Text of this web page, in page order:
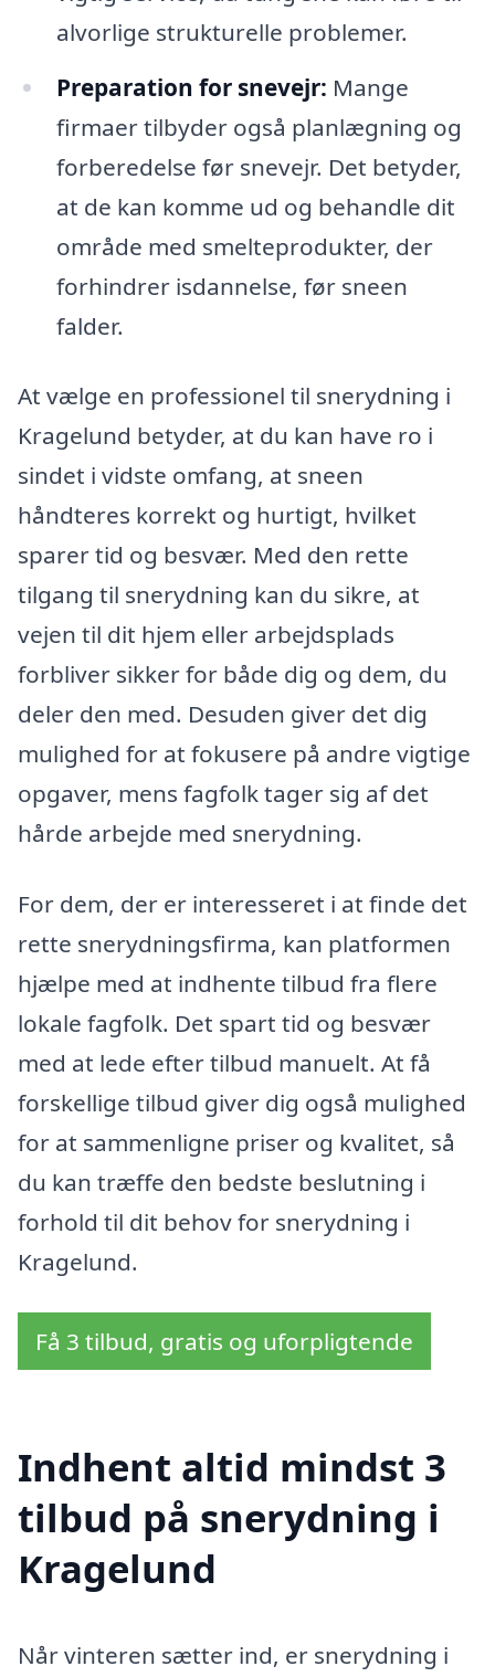
alvorlige strukturelle problemer.
Preparation for snevejr: Mange
firmaer tilbyder også planlægning og
forberedelse før snevejr. Det betyder,
at de kan komme ud og behandle dit
område med smelteprodukter, der
forhindrer isdannelse, før sneen
falder.
At vælge en professionel til snerydning i
Kragelund betyder, at du kan have ro i
sindet i vidste omfang, at sneen
håndteres korrekt og hurtigt, hvilket
sparer tid og besvær. Med den rette
tilgang til snerydning kan du sikre, at
vejen til dit hjem eller arbejdsplads
forbliver sikker for både dig og dem, du
deler den med. Desuden giver det dig
mulighed for at fokusere på andre vigtige
opgaver, mens fagfolk tager sig af det
hårde arbejde med snerydning.
For dem, der er interesseret i at finde det
rette snerydningsfirma, kan platformen
hjælpe med at indhente tilbud fra flere
lokale fagfolk. Det spart tid og besvær
med at lede efter tilbud manuelt. At få
forskellige tilbud giver dig også mulighed
for at sammenligne priser og kvalitet, så
du kan træffe den bedste beslutning i
forhold til dit behov for snerydning i
Kragelund.
Få 3 tilbud, gratis og uforpligtende
Indhent altid mindst 3
tilbud på snerydning i
Kragelund
Når vinteren sætter ind, er snerydning i